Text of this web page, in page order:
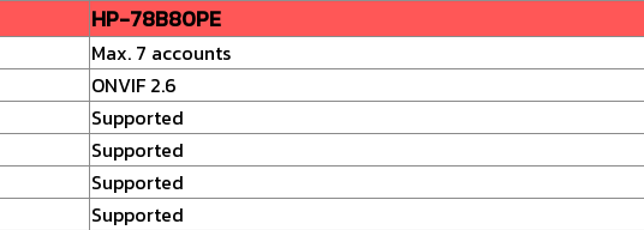
HP-78B80PE
Max. 7 accounts
ONVIF 2.6
Supported
Supported
Supported
Supported